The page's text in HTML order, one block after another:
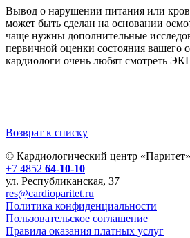
Вывод о нарушении питания или
может быть сделан на основании
чаще нужны дополнительные
первичной оценки состояния вашего
кардиологи очень любят смотреть
Возврат к списку
© Кардиологический центр
+7 4852 64-10-10
ул. Республиканская, 37
res@cardioparitet.ru
Политика конфиденциальности
Пользовательское соглашение
Правила оказания платных услуг